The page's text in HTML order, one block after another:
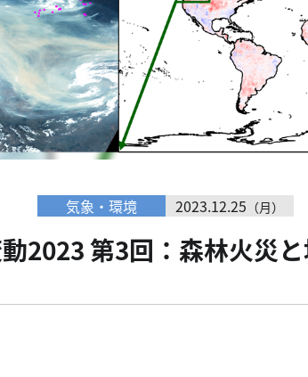
気象・環境 2023.12.25 （月）
2023 第3回：森林火災